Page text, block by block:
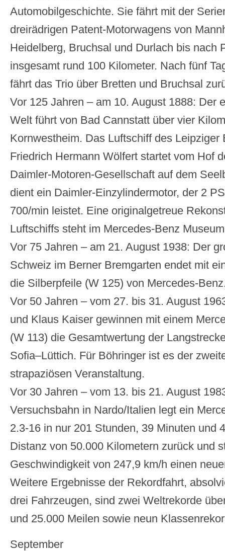
Automobilgeschichte. Sie fährt mit der
dreirädrigen Patent-Motorwagens von
Heidelberg, Bruchsal und Durlach bis nach
insgesamt rund 100 Kilometer. Nach fünf
fährt das Trio über Bretten und Bruchsal
Vor 125 Jahren – am 10. August 1888: Der
Welt führt von Bad Cannstatt über vier
Kornwestheim. Das Luftschiff des Leipziger
Friedrich Hermann Wölfert startet vom Hof
Daimler-Motoren-Gesellschaft auf dem
dient ein Daimler-Einzylindermotor, der 2
700/min leistet. Eine originalgetreue
Luftschiffs steht im Mercedes-Benz
Vor 75 Jahren – am 21. August 1938: Der
Schweiz im Berner Bremgarten endet mit
die Silberpfeile (W 125) von Mercedes-
Vor 50 Jahren – vom 27. bis 31. August
und Klaus Kaiser gewinnen mit einem
(W 113) die Gesamtwertung der
Sofia–Lüttich. Für Böhringer ist es der
strapaziösen Veranstaltung.
Vor 30 Jahren – vom 13. bis 21. August
Versuchsbahn in Nardo/Italien legt ein
2.3-16 in nur 201 Stunden, 39 Minuten und
Distanz von 50.000 Kilometern zurück und
Geschwindigkeit von 247,9 km/h einen
Weitere Ergebnisse der Rekordfahrt,
drei Fahrzeugen, sind zwei Weltrekorde
und 25.000 Meilen sowie neun
September